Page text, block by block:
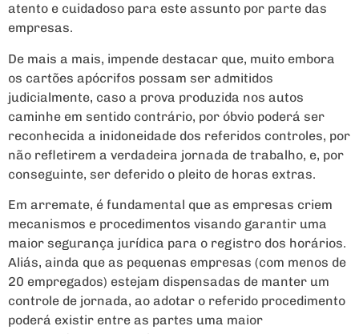
atento e cuidadoso para este assunto por parte das
empresas.
De mais a mais, impende destacar que, muito embora
os cartões apócrifos possam ser admitidos
judicialmente, caso a prova produzida nos autos
caminhe em sentido contrário, por óbvio poderá ser
reconhecida a inidoneidade dos referidos controles, por
não refletirem a verdadeira jornada de trabalho, e, por
conseguinte, ser deferido o pleito de horas extras.
Em arremate, é fundamental que as empresas criem
mecanismos e procedimentos visando garantir uma
maior segurança jurídica para o registro dos horários.
Aliás, ainda que as pequenas empresas (com menos de
20 empregados) estejam dispensadas de manter um
controle de jornada, ao adotar o referido procedimento
poderá existir entre as partes uma maior